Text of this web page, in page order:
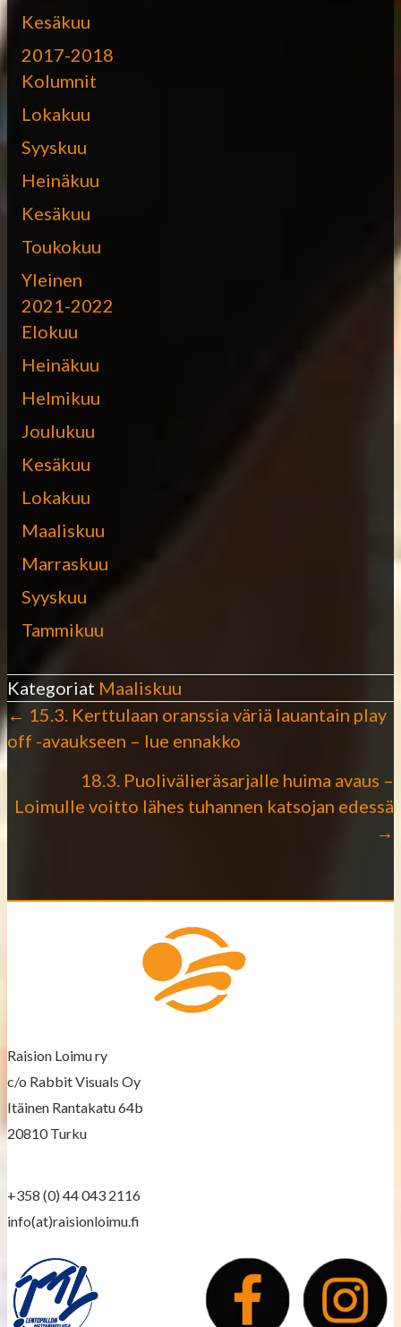
Kesäkuu
2017-2018
Kolumnit
Lokakuu
Syyskuu
Heinäkuu
Kesäkuu
Toukokuu
Yleinen
2021-2022
Elokuu
Heinäkuu
Helmikuu
Joulukuu
Kesäkuu
Lokakuu
Maaliskuu
Marraskuu
Syyskuu
Tammikuu
Kategoriat Maaliskuu
P
s
s
i
g
a
i
o
n
← 15.3. Kerttulaan oranssia väriä lauantain play
off -avaukseen – lue ennakko
18.3. Puolivälieräsarjalle huima avaus –
Loimulle voitto lähes tuhannen katsojan edessä
→
Raision Loimu ry
c/o Rabbit Visuals Oy
Itäinen Rantakatu 64b
20810 Turku
+358 (0) 44 043 2116
info(at)raisionloimu.fi